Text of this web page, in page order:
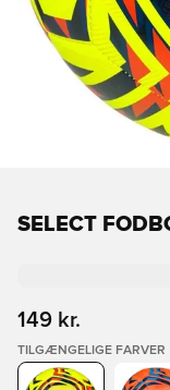
SELECT
149 kr.
TILGÆNGELIGE FARVER